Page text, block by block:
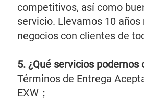
competitivos, así como
servicio. Llevamos 10 años
negocios con clientes de
5. ¿Qué servicios podemos
Términos de Entrega
EXW；